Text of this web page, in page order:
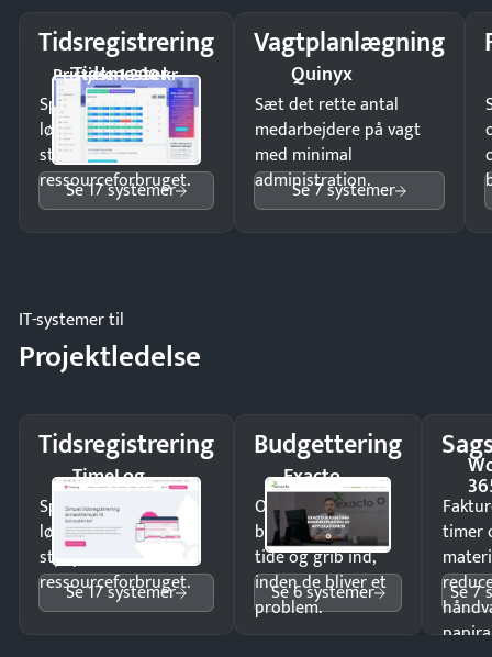
Tidsregistrering
Tidsmester
Pristjek: 1.200 kr
Spar tid på
lønberegning og få
styr på
ressourceforbruget.
Se 17 systemer
Vagtplanlægning
Quinyx
Sæt det rette antal
medarbejdere på vagt
med minimal
administration.
Se 7 systemer
IT-systemer til
Projektledelse
Tidsregistrering
TimeLog
Spar tid på
lønberegning og få
styr på
ressourceforbruget.
Se 17 systemer
Budgettering
Exacto
Opdag
budgetafvigelser i
tide og grib ind,
inden de bliver et
problem.
Se 6 systemer
timer
Se 7